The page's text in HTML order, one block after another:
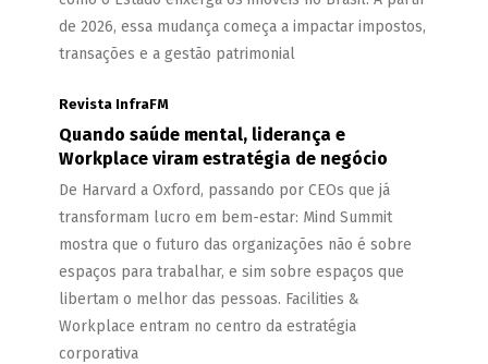
de 2026, essa mudança começa a impactar impostos,
transações e a gestão patrimonial
Revista InfraFM
Quando saúde mental, liderança e
Workplace viram estratégia de negócio
De Harvard a Oxford, passando por CEOs que já
transformam lucro em bem-estar: Mind Summit
mostra que o futuro das organizações não é sobre
espaços para trabalhar, e sim sobre espaços que
libertam o melhor das pessoas. Facilities &
Workplace entram no centro da estratégia
corporativa